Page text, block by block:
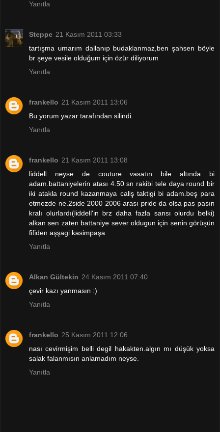
Yanıtla
Steppe 21 Kasım 2011 03:33
tartışma umarım dallanıp budaklanmaz,ben şahsen böyle
br şeye vesile olduğum için özür diliyorum
Yanıtla
frankello 21 Kasım 2011 13:06
Bu yorum yazar tarafından silindi.
Yanıtla
frankello 21 Kasım 2011 13:08
liddell neyse de couture vasatın bile altında bi
adam.battaniyelerin atası 4.50 sn rakibi tele daya round bir
iki atakla round kazanmaya caliş taktigi bi adam.beş para
etmezde ne.2side 2000 2006 arası pride da olsa pas pasın
kralı olurlardı(liddell'in brz daha fazla sansı olurdu belki)
alkan sen zaten battaniye sever oldugun için senin görüşün
fifiden aşşagi kasimpaşa
Yanıtla
Alkan Gültekin 24 Kasım 2011 07:40
çevir kazı yanmasın :)
Yanıtla
frankello 25 Kasım 2011 12:06
nası cevirmişim belli degil hakakten.algın mı düşük yoksa
salak falanmısın anlamadım neyse.
Yanıtla